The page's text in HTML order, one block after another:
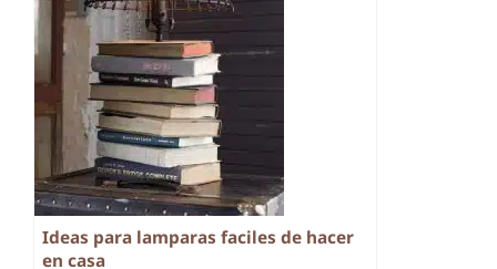
Ideas para lamparas faciles de hacer
en casa